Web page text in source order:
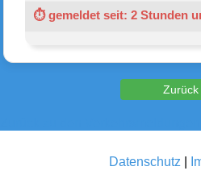
⏱ gemeldet seit: 2 Stunden
Datenschutz